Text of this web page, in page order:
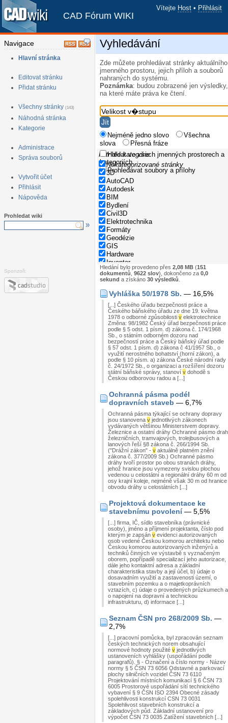
Vítejte Host • Přihlásit
CAD Fórum WIKI
Navigace
Hlavní stránka
Editovat stránku
Přidat stránku
Všechny stránky (143)
Náhodná stránka
Kategorie
Administrace
Správa souborů
Vytvořit účet
Přihlásit
Nápověda
Prohledat wiki
»
Sponzoři:
Vyhledávání
Zde můžete prohledávat stránky aktuálního
jmenného prostoru, jejich příloh a souborů
nahraných do systému.
Poznámka: budou zobrazené jen výsledky,
na které máte práva ke čtení.
Nejméně jedno slovo
Všechna
slova
Přesná fráze
Hledat ve všech jmenných prostorech a
kategoriích
Prohledávat soubory a přílohy
Filtr dle kategorie
Nekategorizované stránky
3D
AutoCAD
Autodesk
BIM
Bydlení
Civil3D
Elektrotechnika
Formáty
Geodézie
GIS
Hardware
Inventor
Nápověda
Normy
Programování
Revit
Správa dat
Stavebnictví
Strojírenství
System
Tipy
Windows
Zkratky
Hledání bylo provedeno přes 2,08 MB (151
dokumentů 9622 slov), dokončeno za 0,0
sekund a získáno 30 výsledků
Vyhláška 50/1978 Sb. — 16,5%
[...] Českého úřadu bezpečnosti práce a
Českého báňského úřadu ze dne 19. května
1978 o odborné způsobilosti v elektrotechnice
Změna: 98/1982 Český úřad bezpečnosti práce
podle § 5 odst. 1 písm. d) zákona č. 174/1968
Sb., o státním odborném dozoru nad
bezpečností práce a Český báňský úřad podle
§ 57 odst. 1 písm. d) zákona č 41/1957 Sb., o
využití nerostného bohatství (horní zákon), a
podle § 10 písm. a) zákona České národní rady
č. 24/1972 Sb., o organizaci a rozšíření dozoru
státní báňské správy, stanoví v dohodě s
Českou odborovou radou a [...]
Ochranná pásma podél
dopravních staveb — 6,7%
Ochranná pásma týkající se ochrany dopravy
jsou stanovena v jednotlivých zákonech
vydávaných většinou Ministerstvem dopravy.
Železnice a ostatní dráhy Ochranné pásmo drah
železničních, tramvajových, trolejbusových a
lanových řeší §8 zákona č. 266/1994 Sb.
("Drážní zákon" - v aktuálně platném znění
zákona č. 377/2009 Sb.) Ochranné pásmo
dráhy tvoří prostor po obou stranách dráhy,
jehož hranice jsou vymezeny svislou plochou
vedenou u celostátní a regionální dráhy 60 m od
osy krajní koleje, nejméně však 30 m od hranice
obvodu dráhy u celostátních [...]
Projektová dokumentace ke
stavebnímu povolení— 5,5%
[...] firma, IČ, sídlo stavebníka (právnické
osoby), jméno a příjmení projektanta, číslo pod
kterým je zapsán v evidenci autorizovaných
osob vedené Českou komorou architektu nebo
Českou komorou autorizovaných inženýrů a
techniků činných ve výstavbě s vyznačeným
oborem, popřípadě specializací jeho autorizace,
dále jeho kontaktní adresa a základní
charakteristika stavby a její účel, b) údaje o
dosavadním využití a zastavenosti území, o
stavebním pozemku a o majetkoprávních
vztazích, c) údaje o provedených průzkumech a
o napojení na dopravní a technickou
infrastrukturu, d) informace [...]
Seznam ČSN pro 268/2009 Sb. —
2,7%
[...] pracovní pomůcka, byl zpracován seznam
českých technických norem obsahující
normové hodnoty použité v jednotlivých
ustanoveních vyhlášky (uspořádání podle
paragrafů). § - Označení a číslo normy - Název
normy § 5 ČSN 73 6056 Odstavné a parkovací
plochy silničních vozidel ČSN 73 6110
Projektování místních komunikací § 6 ČSN 73
6005 Prostorové uspořádání sítí technického
vybavení § 9 ČSN ISO 2394 Obecné zásady
spolehlivosti konstrukcí CSN 73 0031
Spolehlivost stavebních konstrukcí a
základových půd. Základní ustanovení pro
výpočet ČSN 73 0035 Zatížení stavebních [...]